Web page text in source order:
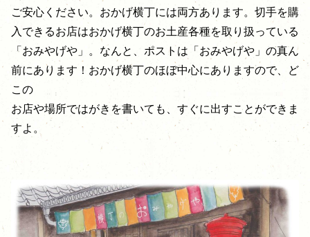
ご安心ください。おかげ横丁には両方あります。切手を購
入できるお店はおかげ横丁のお土産各種を取り扱っている
「おみやげや」。なんと、ポストは「おみやげや」の真ん
前にあります！おかげ横丁のほぼ中心にありますので、ど
この
お店や場所ではがきを書いても、すぐに出すことができま
すよ。